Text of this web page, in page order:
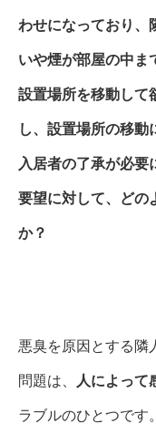
は
わせになっており、
いや煙が部屋の中ま
設置場所を移動して
し、設置場所の移動
入居者の了承が必要
要望に対して、どの
か？
悪臭を原因とする隣
問題は、 人によって
ラブルのひとつです